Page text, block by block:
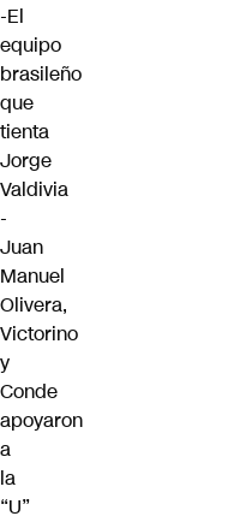
-El
equipo
brasileño
que
tienta
Jorge
Valdivia
-
Juan
Manuel
Olivera,
Victorino
y
Conde
apoyaron
a
la
“U”